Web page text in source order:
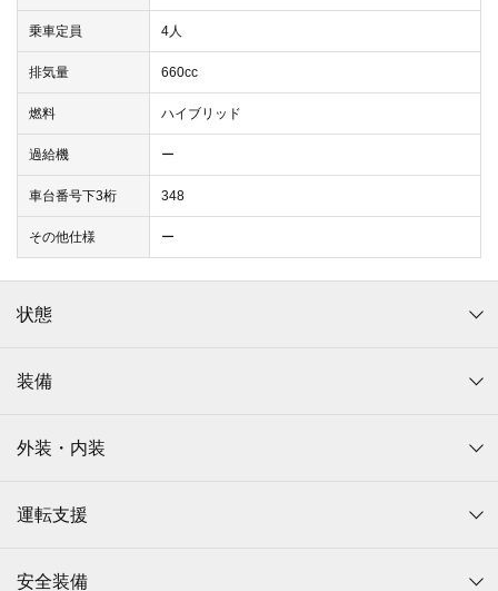
乗車定員 4人
排気量 660cc
燃料 ハイブリッド
過給機 ー
車台番号下3桁 348
その他仕様 ー
状態
装備
外装・内装
運転支援
安全装備